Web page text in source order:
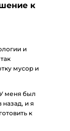
к
и
мусор и
У меня был
и я
к